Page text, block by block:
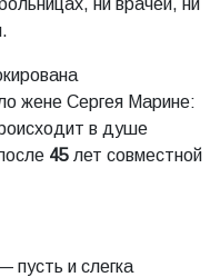
ни врачей, ни
жене Сергея Марине:
в душе
45 лет совместной
пусть и слегка